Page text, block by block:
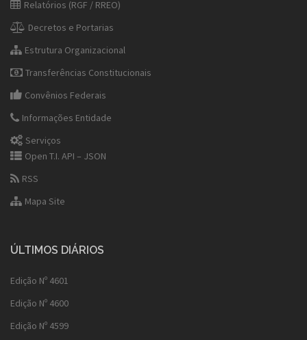
Relatórios (RGF / RREO)
Decretos e Portarias
Estrutura Organizacional
Transferências Constitucionais
Convênios Federais
Informações Entidade
Serviços
Open T.I. API – JSON
RSS
Mapa Site
ÚLTIMOS DIÁRIOS
Edição Nº 4601
Edição Nº 4600
Edição Nº 4599